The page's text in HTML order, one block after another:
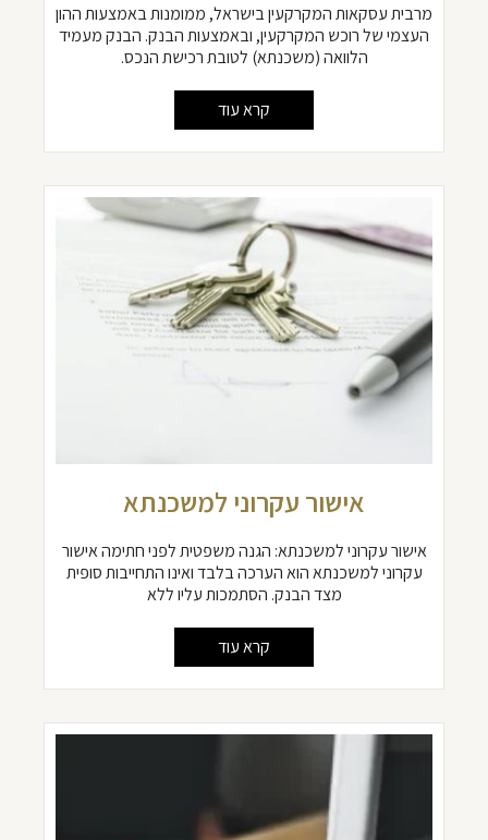
מרבית עסקאות המקרקעין בישראל, ממומנות באמצעות ההון
העצמי של רוכש המקרקעין, ובאמצעות הבנק. הבנק מעמיד
הלוואה (משכנתא) לטובת רכישת הנכס.
קרא עוד
אישור עקרוני למשכנתא
אישור עקרוני למשכנתא: הגנה משפטית לפני חתימה אישור
עקרוני למשכנתא הוא הערכה בלבד ואינו התחייבות סופית
מצד הבנק. הסתמכות עליו ללא
קרא עוד